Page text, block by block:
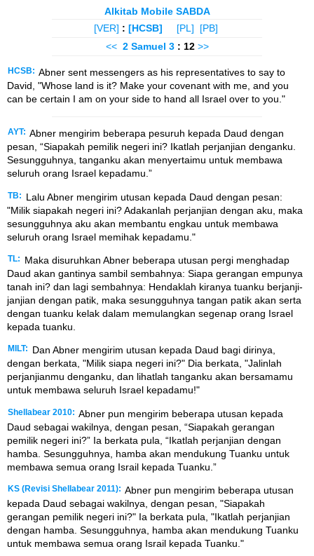
Alkitab Mobile SABDA
[VER] : [HCSB] [PL]
[PB]
<< 2 Samuel 3 : 12 >>
HCSB: Abner sent messengers as his representatives to say to
David, "Whose land is it? Make your covenant with me, and you
can be certain I am on your side to hand all Israel over to you."
AYT: Abner mengirim beberapa pesuruh kepada Daud dengan
pesan, “Siapakah pemilik negeri ini? Ikatlah perjanjian denganku.
Sesungguhnya, tanganku akan menyertaimu untuk membawa
seluruh orang Israel kepadamu.”
TB:
Lalu Abner mengirim utusan kepada Daud dengan pesan:
"Milik siapakah negeri ini? Adakanlah perjanjian dengan aku, maka
sesungguhnya aku akan membantu engkau untuk membawa
seluruh orang Israel memihak kepadamu."
TL:
Maka disuruhkan Abner beberapa utusan pergi menghadap
Daud akan gantinya sambil sembahnya: Siapa gerangan empunya
tanah ini? dan lagi sembahnya: Hendaklah kiranya tuanku berjanji-
janjian dengan patik, maka sesungguhnya tangan patik akan serta
dengan tuanku kelak dalam memulangkan segenap orang Israel
kepada tuanku.
MILT:
Dan Abner mengirim utusan kepada Daud bagi dirinya,
dengan berkata, "Milik siapa negeri ini?" Dia berkata, "Jalinlah
perjanjianmu denganku, dan lihatlah tanganku akan bersamamu
untuk membawa seluruh Israel kepadamu!"
Shellabear 2010: Abner pun mengirim beberapa utusan kepada
Daud sebagai wakilnya, dengan pesan, “Siapakah gerangan
pemilik negeri ini?” Ia berkata pula, “Ikatlah perjanjian dengan
hamba. Sesungguhnya, hamba akan mendukung Tuanku untuk
membawa semua orang Israil kepada Tuanku.”
KS (Revisi Shellabear 2011): Abner pun mengirim beberapa utusan
kepada Daud sebagai wakilnya, dengan pesan, "Siapakah
gerangan pemilik negeri ini?" Ia berkata pula, "Ikatlah perjanjian
dengan hamba. Sesungguhnya, hamba akan mendukung Tuanku
untuk membawa semua orang Israil kepada Tuanku."